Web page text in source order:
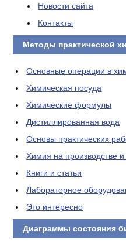
Новости сайта
Контакты
Методы практической
Основные операции в
Химическая посуда
Химические формулы
Дистиллированная вода
Основы практических
Химия на производстве
Книги и статьи
Лабораторное
Это интересно
Диаграммы состояния